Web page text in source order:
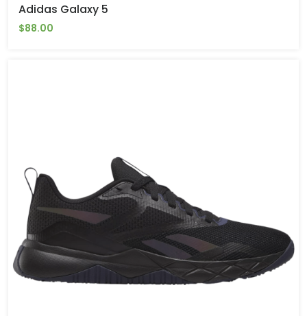
Adidas Galaxy 5
$88.00